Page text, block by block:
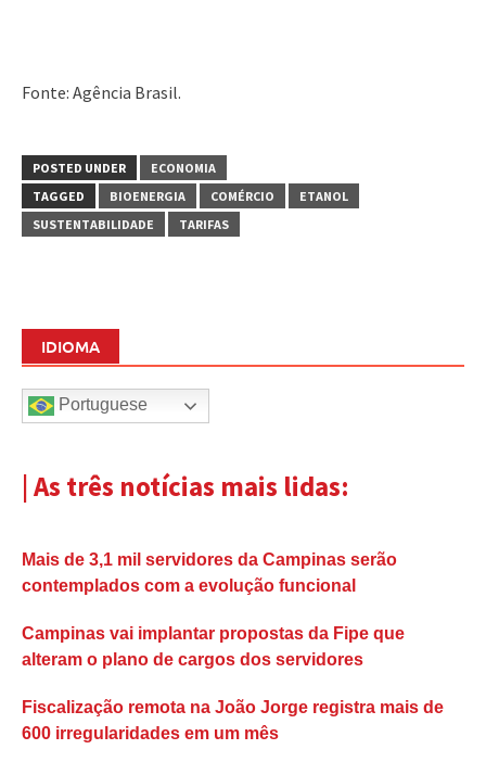
Fonte: Agência Brasil.
POSTED UNDER
ECONOMIA
TAGGED
BIOENERGIA COMÉRCIO
ETANOL
SUSTENTABILIDADE
TARIFAS
IDIOMA
Portuguese
| As três notícias mais lidas:
Mais de 3,1 mil servidores da Campinas serão
contemplados com a evolução funcional
Campinas vai implantar propostas da Fipe que
alteram o plano de cargos dos servidores
Fiscalização remota na João Jorge registra mais de
600 irregularidades em um mês